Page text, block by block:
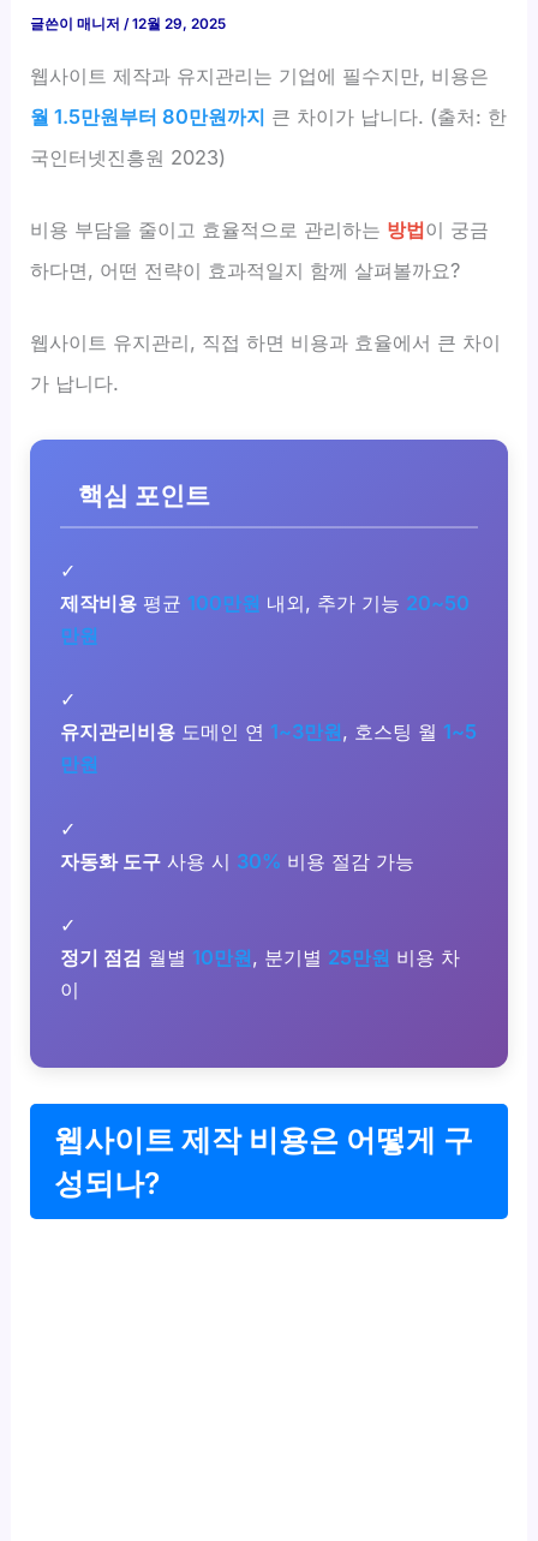
글쓴이매니저/12월 29, 2025
웹사이트 제작과 유지관리는 기업에 필수지만, 비용은
월 1.5만원부터 80만원까지 큰 차이가 납니다. (출처: 한
국인터넷진흥원 2023)
비용 부담을 줄이고 효율적으로 관리하는 방법이 궁금
하다면, 어떤 전략이 효과적일지 함께 살펴볼까요?
웹사이트 유지관리, 직접 하면 비용과 효율에서 큰 차이
가 납니다.
핵심 포인트
✓
제작비용 평균 100만원 내외, 추가 기능 20~50
만원
✓
유지관리비용 도메인 연 1~3만원, 호스팅 월 1~5
만원
✓
자동화 도구 사용 시 30% 비용 절감 가능
✓
정기 점검 월별 10만원, 분기별 25만원 비용 차
이
웹사이트 제작 비용은 어떻게 구
성되나?